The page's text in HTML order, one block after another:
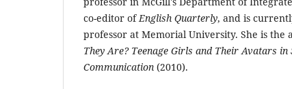
co-editor ofEnglish Quarterly, and is
professor at Memorial University. She is the
They Are? Teenage Girls and Their Avatars in
Communication (2010).